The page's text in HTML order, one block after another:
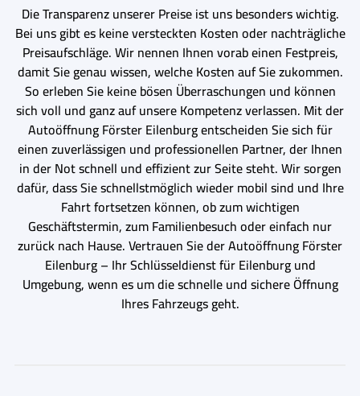
Die Transparenz unserer Preise ist uns besonders wichtig.
Bei uns gibt es keine versteckten Kosten oder nachträgliche
Preisaufschläge. Wir nennen Ihnen vorab einen Festpreis,
damit Sie genau wissen, welche Kosten auf Sie zukommen.
So erleben Sie keine bösen Überraschungen und können
sich voll und ganz auf unsere Kompetenz verlassen. Mit der
Autoöffnung Förster Eilenburg entscheiden Sie sich für
einen zuverlässigen und professionellen Partner, der Ihnen
in der Not schnell und effizient zur Seite steht. Wir sorgen
dafür, dass Sie schnellstmöglich wieder mobil sind und Ihre
Fahrt fortsetzen können, ob zum wichtigen
Geschäftstermin, zum Familienbesuch oder einfach nur
zurück nach Hause. Vertrauen Sie der Autoöffnung Förster
Eilenburg – Ihr Schlüsseldienst für Eilenburg und
Umgebung, wenn es um die schnelle und sichere Öffnung
Ihres Fahrzeugs geht.